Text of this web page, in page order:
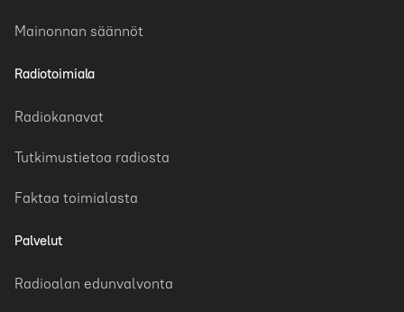
Mainonnan säännöt
Radiotoimiala
Radiokanavat
Tutkimustietoa radiosta
Faktaa toimialasta
Palvelut
Radioalan edunvalvonta